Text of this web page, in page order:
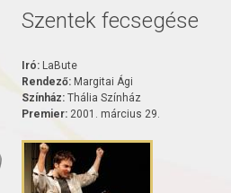
Szentek fecsegése
Iró: LaBute
Rendező: Margitai Ági
Színház: Thália Színház
Premier: 2001. március 29.